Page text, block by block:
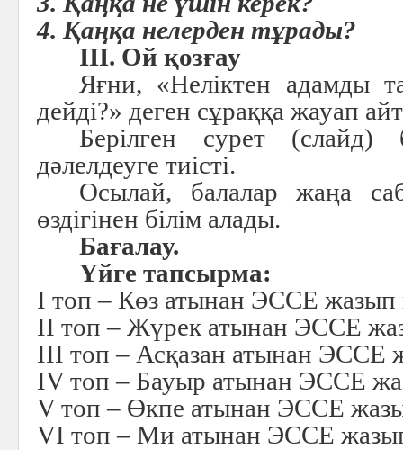
4. Қаңқа нелерден тұрады?
III. Ой қозғау
Яғни, «Неліктен адамды
дейді?» деген сұраққа жауап
Берілген сурет
дәлелдеуге тиісті.
Осылай, балалар жаңа
өздігінен білім алады.
Бағалау.
Үйге тапсырма:
I топ – Көз атынан ЭССЕ жазып
II топ – Жүрек атынан ЭССЕ
III топ – Асқазан атынан ЭССЕ
IV топ – Бауыр атынан ЭССЕ
V топ – Өкпе атынан ЭССЕ
VI топ – Ми атынан ЭССЕ жазып